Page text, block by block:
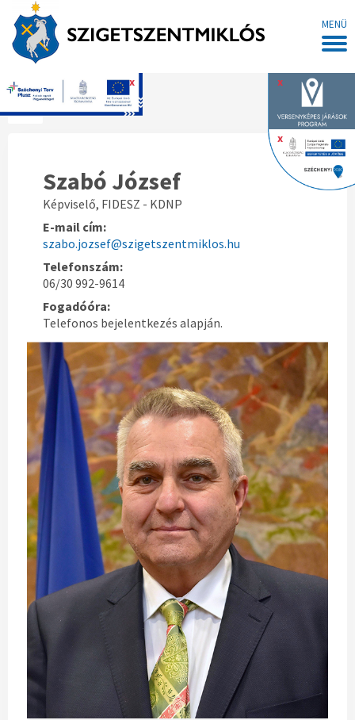
MENÜ
x
x
x
Főoldal
Szabó József
Képviselő, FIDESZ - KDNP
E-mail cím:
szabo.jozsef@szigetszentmiklos.hu
Telefonszám:
06/30 992-9614
Fogadóóra:
Telefonos bejelentkezés alapján.